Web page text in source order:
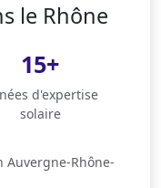
le Rhône
15+
d'expertise
solaire
Rhône-